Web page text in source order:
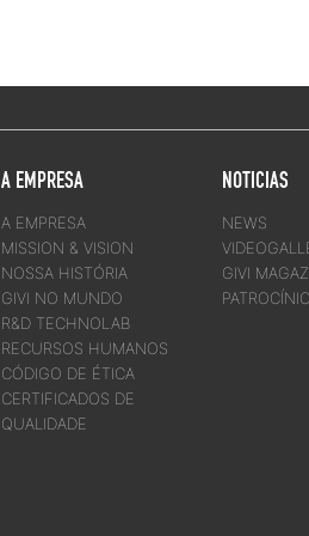
A EMPRESA
A EMPRESA
MISSION & VISION
NOSSA HISTÓRIA
GIVI NO MUNDO
R&D TECHNOLAB
RECURSOS HUMANOS
CÓDIGO DE ÉTICA
CERTIFICADOS DE
QUALIDADE
NOTICIAS
NEWS
GIVI